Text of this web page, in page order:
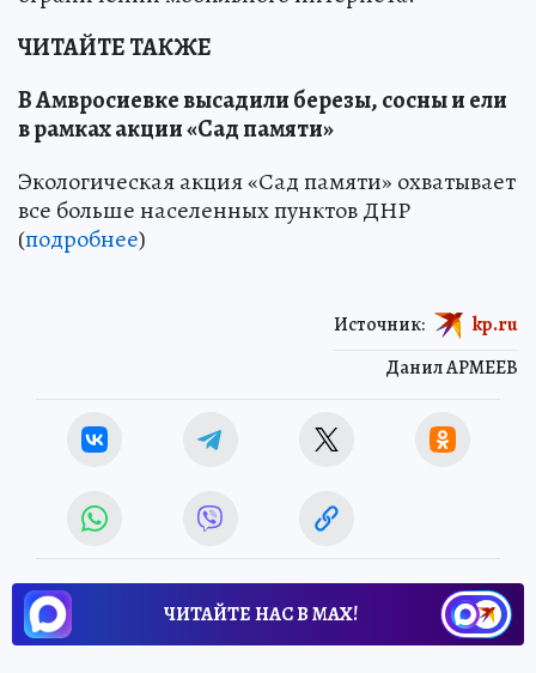
ЧИТАЙТЕ ТАКЖЕ
В Амвросиевке высадили березы, сосны и ели
в рамках акции «Сад памяти»
Экологическая акция «Сад памяти» охватывает
все больше населенных пунктов ДНР
(подробнее)
Данил АРМЕЕВ
Источник: kp.ru
ЧИТАЙТЕ НАС В МАХ!